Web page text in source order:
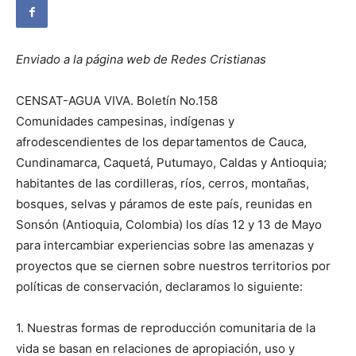
Enviado a la página web de Redes Cristianas
CENSAT-AGUA VIVA. Boletín No.158
Comunidades campesinas, indígenas y
afrodescendientes de los departamentos de Cauca,
Cundinamarca, Caquetá, Putumayo, Caldas y Antioquia;
habitantes de las cordilleras, ríos, cerros, montañas,
bosques, selvas y páramos de este país, reunidas en
Sonsón (Antioquia, Colombia) los días 12 y 13 de Mayo
para intercambiar experiencias sobre las amenazas y
proyectos que se ciernen sobre nuestros territorios por
políticas de conservación, declaramos lo siguiente:
1. Nuestras formas de reproducción comunitaria de la
vida se basan en relaciones de apropiación, uso y